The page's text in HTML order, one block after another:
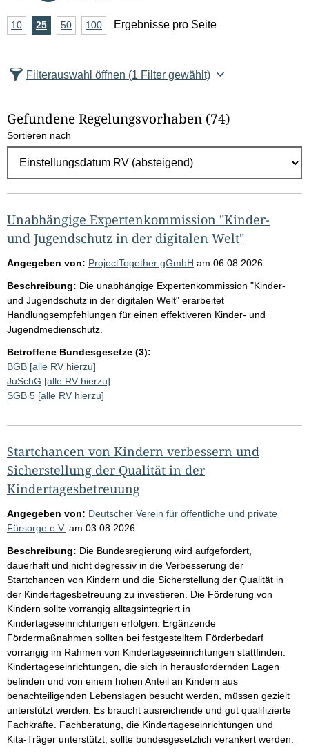
zurück
vor
A
z
l
E
g
e
b
n
i
s
e
p
r
o
S
i
t
e
10Ergebnisse
25Ergebnisse
50Ergebnisse
100Ergebnisse
Ergebnisse pro Seite
Filterauswahl öffnen (1 Filter gewählt)
Gefundene Regelungsvorhaben (74)
Sortieren nach
Unabhängige Expertenkommission "Kinder-
und Jugendschutz in der digitalen Welt"
Angegeben von: ProjectTogether gGmbH am 06.08.2026
Beschreibung: Die unabhängige Expertenkommission "Kinder-
und Jugendschutz in der digitalen Welt" erarbeitet
Handlungsempfehlungen für einen effektiveren Kinder- und
Jugendmedienschutz.
Betroffene Bundesgesetze (3):
BGB [alle RV hierzu]
JuSchG [alle RV hierzu]
SGB 5 [alle RV hierzu]
Startchancen von Kindern verbessern und
Sicherstellung der Qualität in der
Kindertagesbetreuung
Angegeben von: Deutscher Verein für öffentliche und private
Fürsorge e.V. am 03.08.2026
Beschreibung: Die Bundesregierung wird aufgefordert,
dauerhaft und nicht degressiv in die Verbesserung der
Startchancen von Kindern und die Sicherstellung der Qualität in
der Kindertagesbetreuung zu investieren. Die Förderung von
Kindern sollte vorrangig alltagsintegriert in
Kindertageseinrichtungen erfolgen. Ergänzende
Fördermaßnahmen sollten bei festgestelltem Förderbedarf
vorrangig im Rahmen von Kindertageseinrichtungen stattfinden.
Kindertageseinrichtungen, die sich in herausfordernden Lagen
befinden und von einem hohen Anteil an Kindern aus
benachteiligenden Lebenslagen besucht werden, müssen gezielt
unterstützt werden. Es braucht ausreichende und gut qualifizierte
Fachkräfte. Fachberatung, die Kindertageseinrichtungen und
Kita-Träger unterstützt, sollte bundesgesetzlich verankert werden.